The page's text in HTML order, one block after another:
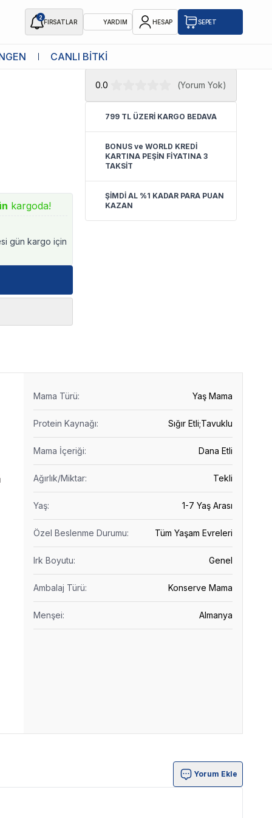
2
FIRSATLAR YARDIM HESAP SEPET
CANLI BİTKİ
Konserve
kargoda!
gün kargo için
★ Atakan Petshop,
satıcısıdır.
0.0 (Yorum Yok)
799 TL ÜZERİ KARGO BEDAVA
BONUS ve WORLD KREDİ
KARTINA PEŞİN FİYATINA 3
TAKSİT
ŞİMDİ AL %1 KADAR PARA PUAN
KAZAN
Mama Türü: Yaş Mama
Protein Kaynağı: Sığır Etli;Tavuklu
Mama İçeriği: Dana Etli
Ağırlık/Miktar: Tekli
Yaş: 1-7 Yaş Arası
Özel Beslenme Durumu: Tüm Yaşam Evreleri
Irk Boyutu: Genel
Ambalaj Türü: Konserve Mama
Menşei: Almanya
Yorum Ekle